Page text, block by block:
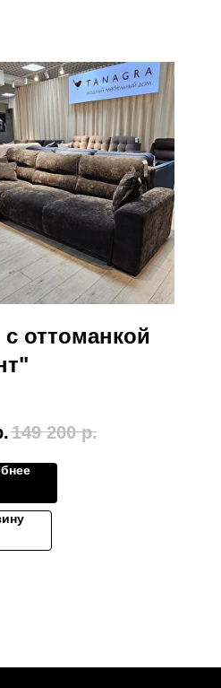
оттоманкой
149 200 р.